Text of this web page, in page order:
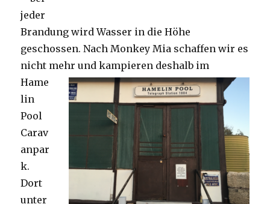
jeder
Brandung wird Wasser in die Höhe
geschossen. Nach Monkey Mia schaffen wir es
nicht mehr und kampieren deshalb im
Hame
lin
Pool
Carav
anpar
k.
Dort
unter